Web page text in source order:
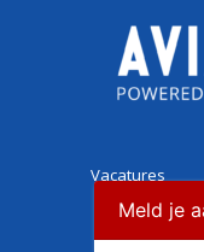
Vacatures
Meld je